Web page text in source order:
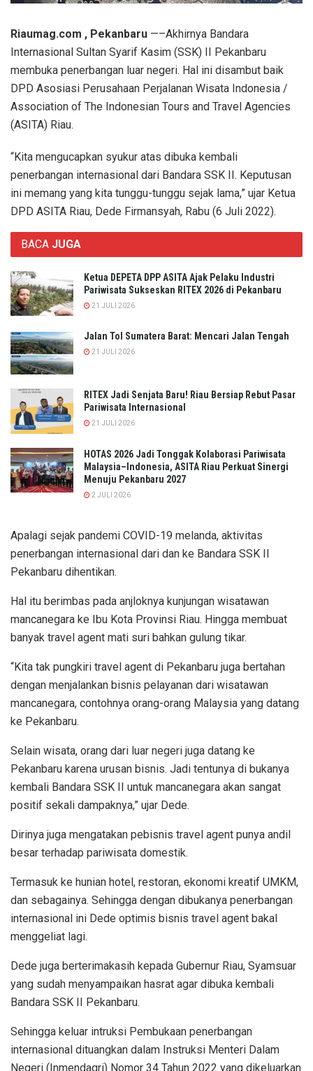
Riaumag.com , Pekanbaru —–Akhirnya Bandara
Internasional Sultan Syarif Kasim (SSK) II Pekanbaru
membuka penerbangan luar negeri. Hal ini disambut baik
DPD Asosiasi Perusahaan Perjalanan Wisata Indonesia /
Association of The Indonesian Tours and Travel Agencies
(ASITA) Riau.
“Kita mengucapkan syukur atas dibuka kembali
penerbangan internasional dari Bandara SSK II. Keputusan
ini memang yang kita tunggu-tunggu sejak lama,” ujar Ketua
DPD ASITA Riau, Dede Firmansyah, Rabu (6 Juli 2022).
BACA JUGA
Ketua DEPETA DPP ASITA Ajak Pelaku Industri
Pariwisata Sukseskan RITEX 2026 di Pekanbaru
21 JULI 2026
Jalan Tol Sumatera Barat: Mencari Jalan Tengah
21 JULI 2026
RITEX Jadi Senjata Baru! Riau Bersiap Rebut Pasar
Pariwisata Internasional
21 JULI 2026
HOTAS 2026 Jadi Tonggak Kolaborasi Pariwisata
Malaysia–Indonesia, ASITA Riau Perkuat Sinergi
Menuju Pekanbaru 2027
2 JULI 2026
Apalagi sejak pandemi COVID-19 melanda, aktivitas
penerbangan internasional dari dan ke Bandara SSK II
Pekanbaru dihentikan.
Hal itu berimbas pada anjloknya kunjungan wisatawan
mancanegara ke Ibu Kota Provinsi Riau. Hingga membuat
banyak travel agent mati suri bahkan gulung tikar.
“Kita tak pungkiri travel agent di Pekanbaru juga bertahan
dengan menjalankan bisnis pelayanan dari wisatawan
mancanegara, contohnya orang-orang Malaysia yang datang
ke Pekanbaru.
Selain wisata, orang dari luar negeri juga datang ke
Pekanbaru karena urusan bisnis. Jadi tentunya di bukanya
kembali Bandara SSK II untuk mancanegara akan sangat
positif sekali dampaknya,” ujar Dede.
Dirinya juga mengatakan pebisnis travel agent punya andil
besar terhadap pariwisata domestik.
Termasuk ke hunian hotel, restoran, ekonomi kreatif UMKM,
dan sebagainya. Sehingga dengan dibukanya penerbangan
internasional ini Dede optimis bisnis travel agent bakal
menggeliat lagi.
Dede juga berterimakasih kepada Gubernur Riau, Syamsuar
yang sudah menyampaikan hasrat agar dibuka kembali
Bandara SSK II Pekanbaru.
Sehingga keluar intruksi Pembukaan penerbangan
internasional dituangkan dalam Instruksi Menteri Dalam
Negeri (Inmendagri) Nomor 34 Tahun 2022 yang dikeluarkan